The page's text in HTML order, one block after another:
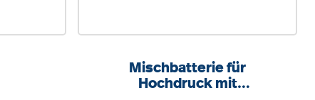
Mischbatterie für
Hochdruck mit